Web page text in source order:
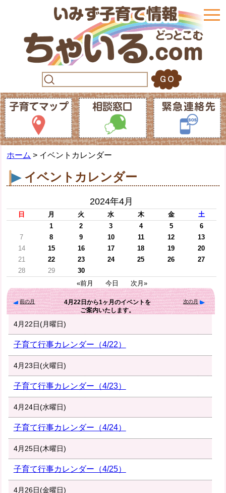
ホーム > イベントカレンダー
イベントカレンダー
2024年4月
日 月 火 水 木 金
土
1
2 3 4 5
6
7
8 9 10 11 12
13
14
15 16 17 18 19
20
21
22 23 24 25 26
27
28
29
30
«前月
今日 次月»
前の月 4月22日 から1ヶ月のイベントを
ご案内いたします。
次の月
4月22日(月曜日)
子育て行事カレンダー（4/22）
4月23日(火曜日)
子育て行事カレンダー（4/23）
4月24日(水曜日)
子育て行事カレンダー（4/24）
4月25日(木曜日)
子育て行事カレンダー（4/25）
4月26日(金曜日)